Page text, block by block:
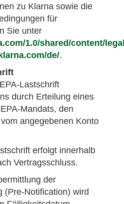
zu Klarna sowie die
für
Sie unter
1.0/shared/content/
de/.
Lastschrift
durch Erteilung eines
Mandats, den
angegebenen Konto
erfolgt innerhalb
Vertragsschluss.
der
(Pre-Notification) wird